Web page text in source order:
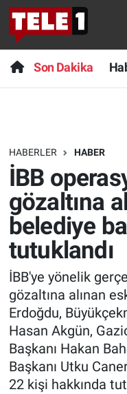
Son Dakika
HABERLER HABER
İBB
gözaltına
belediye
tutuklandı
İBB'ye yönelik
gözaltına alınan
Erdoğdu,
Hasan Akgün,
Başkanı Hakan
Başkanı Utku
22 kişi hakkında
Anında Manşet
Başka Sohbetler
Bilim turu
Bilim ve
Doğa
Dünya
Ege Saati
Ege'den
Eğitim
Son Dakika
Haber
Dünya
Teknoloji
Sağlık
Spor
Yayın Akışı
İletişim
Nöbetçi
Hava Durumu
Trafik Durumu
Süper Lig Puan
Tüm Manşetler
Son Dakika
Haber Arşivi